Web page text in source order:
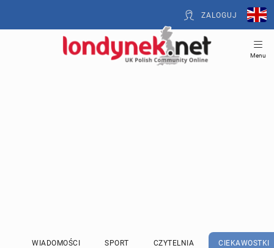
ZALOGUJ
Menu
WIADOMOŚCI SPORT CZYTELNIA CIEKAWOSTKI